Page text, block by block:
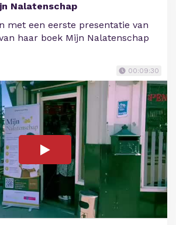
Nalatenschap
met een eerste presentatie van
haar boek Mijn Nalatenschap
00:09:30